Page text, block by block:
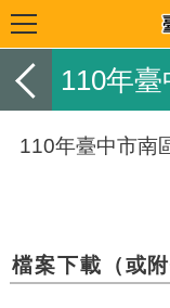
110年
110年臺中市南
檔案下載（或附